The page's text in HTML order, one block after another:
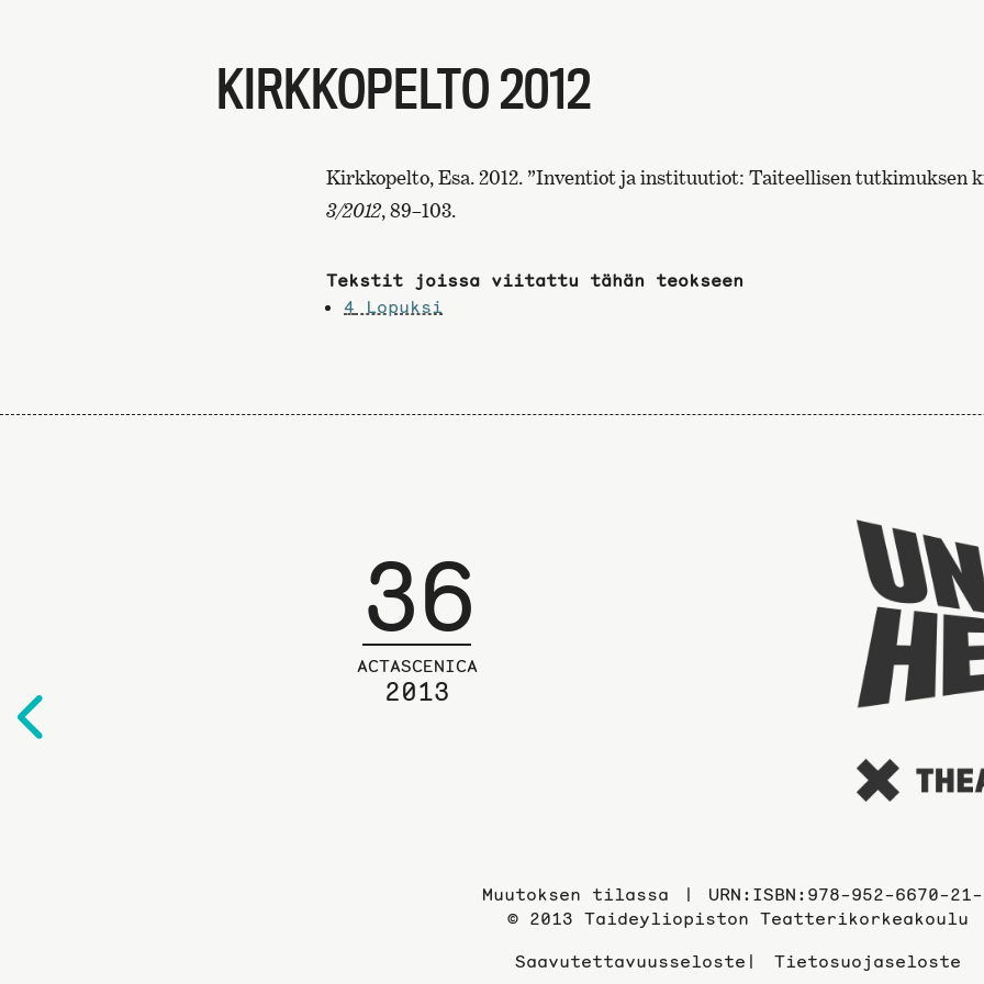
KIRKKOPELTO 2012
Kirkkopelto, Esa. 2012. ”Inventiot ja instituutiot: Taiteellisen tutkimuksen
3/2012, 89–103.
Tekstit joissa viitattu tähän teokseen
4 Lopuksi
36
ACTASCENICA
2013
Muutoksen tilassa
URN:ISBN:978-952-6670-
© 2013 Taideyliopiston Teatterikorkeakoulu
Saavutettavuusseloste
Tietosuojaseloste